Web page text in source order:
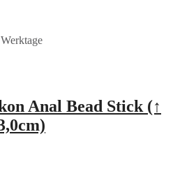
Anal Bead Stick (↑